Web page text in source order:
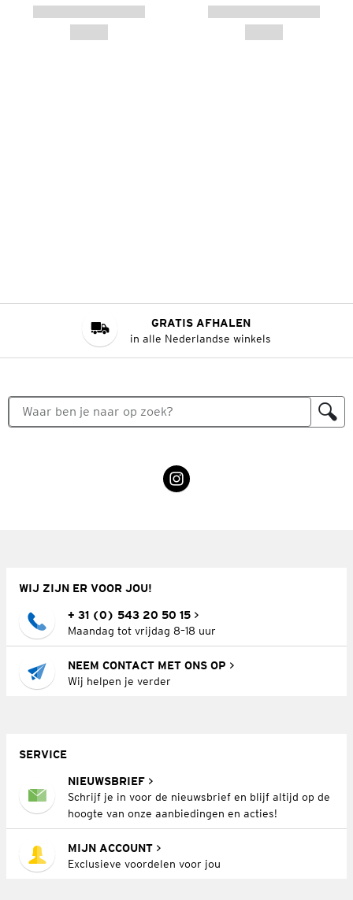
GRATIS AFHALEN
in alle Nederlandse winkels
WIJ ZIJN ER VOOR JOU!
+ 31 (0) 543 20 50 15
Maandag tot vrijdag 8–18 uur
NEEM CONTACT MET ONS OP
Wij helpen je verder
SERVICE
NIEUWSBRIEF
Schrijf je in voor de nieuwsbrief en blijf altijd op de
hoogte van onze aanbiedingen en acties!
MIJN ACCOUNT
Exclusieve voordelen voor jou